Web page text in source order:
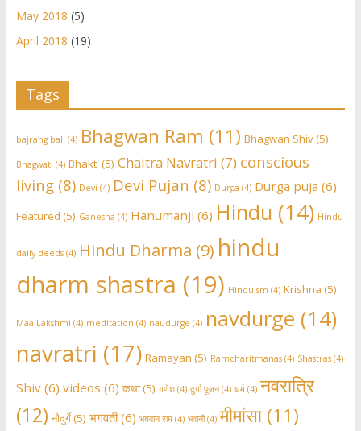
May 2018 (5)
April 2018 (19)
Tags
bajrang bali (4) Bhagwan Ram (11) Bhagwan Shiv(5)
Bhagwati (4) Bhakti (5) Chaitra Navratri (7) conscious
living(8) Devi (4) Devi Pujan (8) Durga (4) Durga puja (6)
Featured (5) Ganesha (4) Hanumanji (6) Hindu (14) Hindu
daily deeds(4) Hindu Dharma (9) hindu
dharm shastra (19) Hinduism (4) Krishna (5)
Maa Lakshmi (4) meditation (4) naudurge (4) navdurge (14)
navratri (17) Ramayan (5) Ramcharitmanas(4) Shastras(4)
Shiv(6) videos (6) कथा(5) गणेश(4) दुर्गा पूजन(4) धर्म(4) नवरात्रि
(12) नौदुर्गे(5) भगवती(6) भग़वान राम(4) भवानी(4) मीमांसा(11)